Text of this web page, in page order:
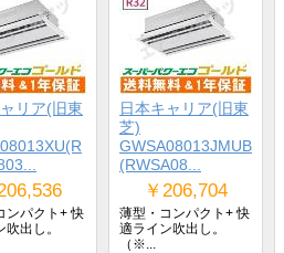
リア(旧東
ンパクト+ 快
出し。
日本キャリア(旧東
芝)
GWSA08013JMUB
(RWSA08...
￥206,704
薄型・コンパクト+ 快
適ライン吹出し。
（※...